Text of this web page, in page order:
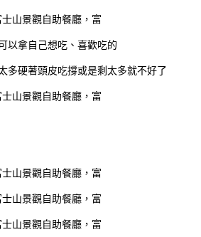
以拿自己想吃、喜歡吃的
多硬著頭皮吃撐或是剩太多就不好了